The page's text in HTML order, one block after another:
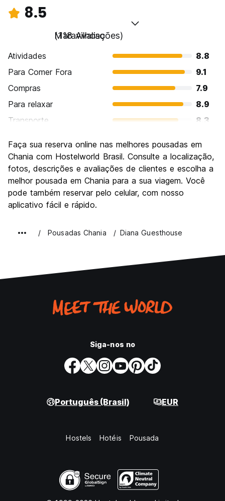
8.5
Maravilhoso
(118 Avaliações)
Atividades
8.8
Para Comer Fora
9.1
Compras
7.9
Para relaxar
8.9
Transporte
8.3
Cultura
8.4
Festas / vida noturna
7.7
Custo-beneficio
8.5
Faça sua reserva online nas melhores pousadas em
Chania com Hostelworld Brasil. Consulte a localização,
fotos, descrições e avaliações de clientes e escolha a
melhor pousada em Chania para a sua viagem. Você
pode também reservar pelo celular, com nosso
aplicativo fácil e rápido.
Pousadas Chania Diana Guesthouse
Siga-nos no
Português (Brasil) EUR
Hostels Hotéis Pousada